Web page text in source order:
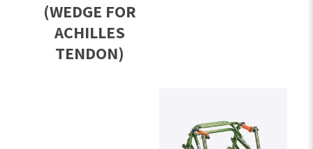
(WEDGE FOR
ACHILLES
TENDON)